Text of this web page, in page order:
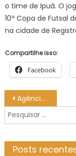
o time de Ipuã. O
10ª Copa de Futsal
na cidade de
Compartilhe isso:
Facebook
de
Post
Agência Minas Gerais | Exportações do agronegócio mineiro estreiam 2023 com novo recorde e somam US$ 961 milhões em janeiro
Pesquisar
por:
Posts